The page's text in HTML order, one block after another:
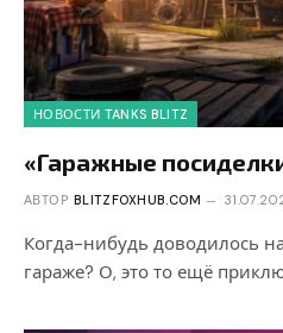
НОВОСТИ TANKS BLITZ
«Гаражные
АВТОР BLITZFOXHUB.COM
Когда-нибудь доводилось
гараже? О, это то ещё